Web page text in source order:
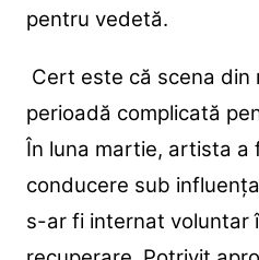
pentru vedetă.
Cert este că scena
perioadă complicată
În luna martie, artista
conducere sub
s-ar fi internat voluntar